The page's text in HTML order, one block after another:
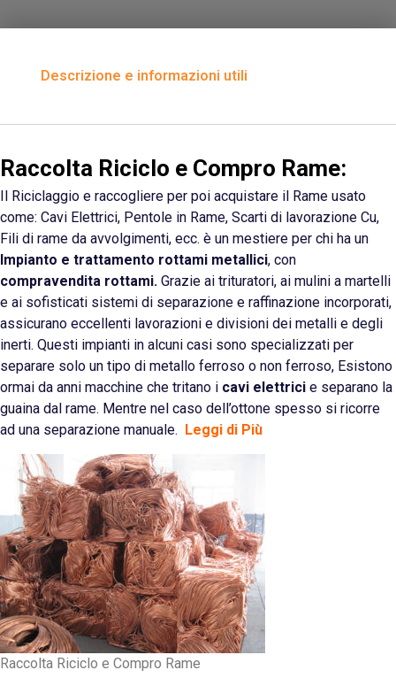
Descrizione e informazioni utili
Raccolta Riciclo e Compro Rame:
Il Riciclaggio e raccogliere per poi acquistare il Rame usato
come: Cavi Elettrici, Pentole in Rame, Scarti di lavorazione Cu,
Fili di rame da avvolgimenti, ecc. è un mestiere per chi ha un
Impianto e trattamento rottami metallici, con
compravendita rottami. Grazie ai trituratori, ai mulini a martelli
e ai sofisticati sistemi di separazione e raffinazione incorporati,
assicurano eccellenti lavorazioni e divisioni dei metalli e degli
inerti. Questi impianti in alcuni casi sono specializzati per
separare solo un tipo di metallo ferroso o non ferroso, Esistono
ormai da anni macchine che tritano i cavi elettrici e separano la
guaina dal rame. Mentre nel caso dell’ottone spesso si ricorre
ad una separazione manuale.
Leggi di Più
Raccolta Riciclo e Compro Rame